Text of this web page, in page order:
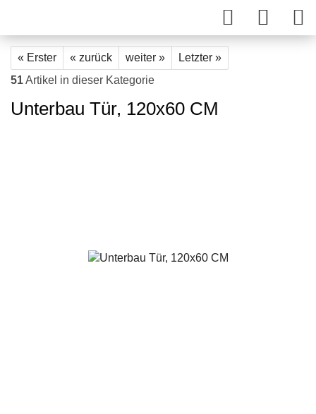
« Erster « zurück weiter »
Letzter »
51Artikel in dieser Kategorie
Unterbau Tür, 120x60 CM